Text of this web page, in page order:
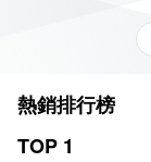
熱銷排行榜
TOP 1